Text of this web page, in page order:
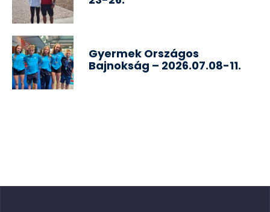
Gyermek Országos
Bajnokság – 2026.07.08-11.